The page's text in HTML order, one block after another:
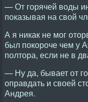
— От горячей воды
показывая на свой
А я никак не мог
был покороче чем у
полтора, если не в
— Ну да, бывает от
оправдать и своей
Андрея.